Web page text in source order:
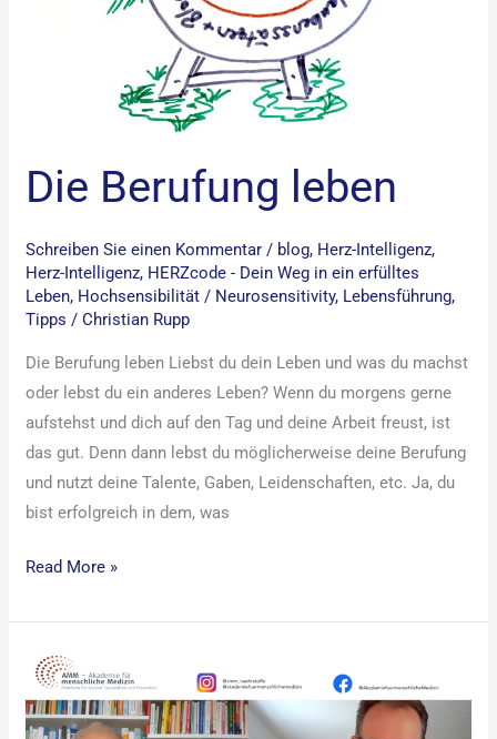
Die Berufung leben
Schreiben Sie einen Kommentar / blog, Herz-Intelligenz,
Herz-Intelligenz, HERZcode - Dein Weg in ein erfülltes
Leben, Hochsensibilität / Neurosensitivity, Lebensführung,
Tipps /Christian Rupp
Die Berufung leben Liebst du dein Leben und was du machst
oder lebst du ein anderes Leben? Wenn du morgens gerne
aufstehst und dich auf den Tag und deine Arbeit freust, ist
das gut. Denn dann lebst du möglicherweise deine Berufung
und nutzt deine Talente, Gaben, Leidenschaften, etc. Ja, du
bist erfolgreich in dem, was
Read More »
Spitzengespräch
mit
Prof.